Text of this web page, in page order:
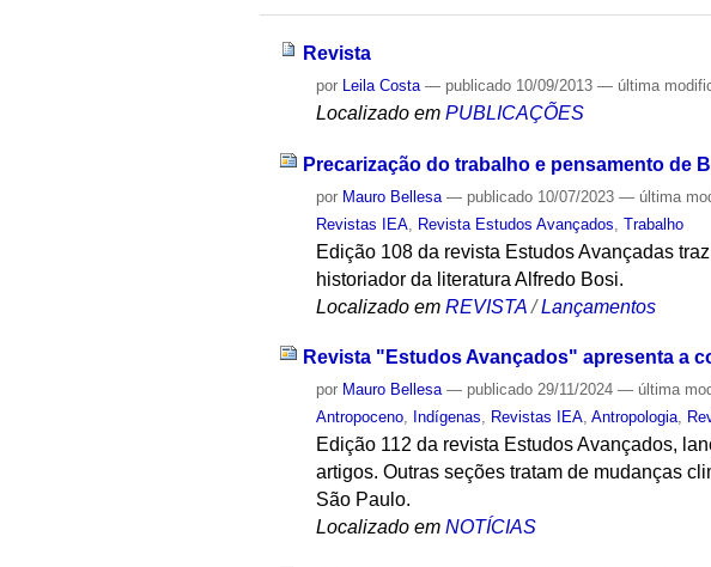
Revista
por Leila Costa — publicado 10/09/2013— última
Localizado em PUBLICAÇÕES
Precarização do trabalho e pensamento de
por Mauro Bellesa — publicado 10/07/2023— última
Revistas IEA Revista Estudos Avançados ,Trabalho
Edição 108 da revista Estudos Avançadas
historiador da literatura Alfredo Bosi.
Localizado em REVISTA /Lançamentos
Revista "Estudos Avançados" apresenta a
por Mauro Bellesa — publicado 29/11/2024— última
Antropoceno, Indígenas, Revistas IEA,Antropologia,
Edição 112 da revista Estudos Avançados,
artigos. Outras seções tratam de mudanças
São Paulo.
Localizado em NOTÍCIAS